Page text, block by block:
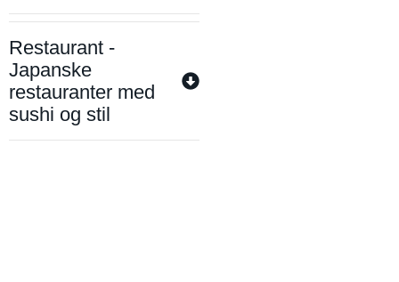
Restaurant -
Japanske
restauranter med
sushi og stil